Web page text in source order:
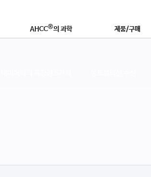
AHCC®의 과학 제품/구매